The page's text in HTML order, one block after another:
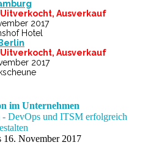
Ausverkauf
2017
Hotel
Berlin
Ausverkauf
2017
im Unternehmen
DevOps und ITSM erfolgreich
16. November 2017